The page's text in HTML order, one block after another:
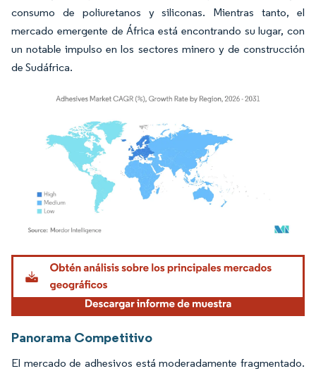
consumo de poliuretanos y siliconas. Mientras tanto, el
mercado emergente de África está encontrando su lugar, con
un notable impulso en los sectores minero y de construcción
de Sudáfrica.
Imagen © Mordor Intelligence. El uso requiere atribución según CC BY 4.0.
Panorama Competitivo
El mercado de adhesivos está moderadamente fragmentado.